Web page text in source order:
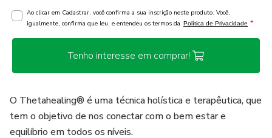
Ao clicar em Cadastrar, você confirma a sua inscrição neste produto. Você,
igualmente, confirma que leu, e entendeu os termos da Política de Privacidade *
Tenho interesse em comprar!
O Thetahealing®️ é uma técnica holística e terapêutica, que
tem o objetivo de nos conectar com o bem estar e
equilíbrio em todos os níveis.